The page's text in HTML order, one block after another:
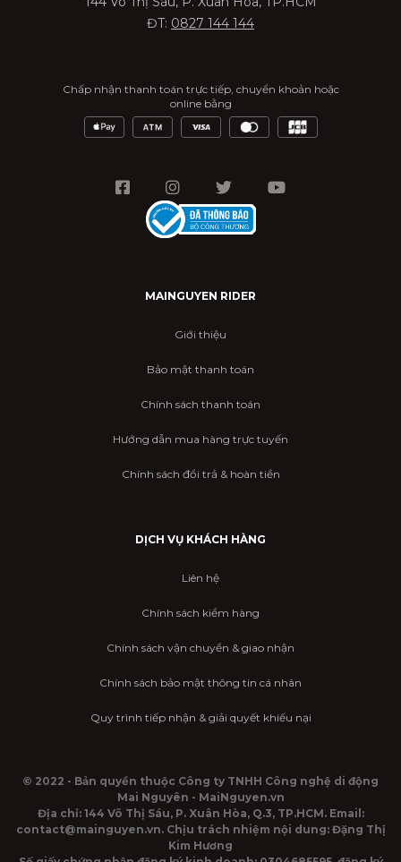
MAINGUYEN RIDER
Giới thiệu
Bảo mật thanh toán
Chính sách thanh toán
Hướng dẫn mua hàng trực tuyến
Chính sách đổi trả & hoàn tiền
DỊCH VỤ KHÁCH HÀNG
Liên hệ
Chính sách kiểm hàng
Chính sách vận chuyển & giao nhận
Chính sách bảo mật thông tin cá nhân
Quy trình tiếp nhận & giải quyết khiếu nại
ĐT: 0827 144 144
Chấp nhận thanh toán trực tiếp, chuyển khoản hoặc
online bằng
© 2022 - Bản quyền thuộc Công ty TNHH Công nghệ di động
Mai Nguyên - MaiNguyen.vn
Địa chỉ: 144 Võ Thị Sáu, P. Xuân Hòa, Q.3, TP.HCM. Email:
contact@mainguyen.vn. Chịu trách nhiệm nội dung: Đặng Thị
Kim Hương